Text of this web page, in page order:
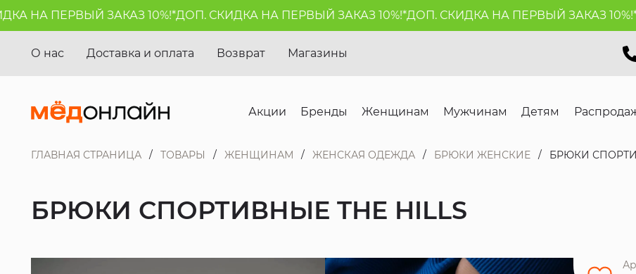
НА ПЕРВЫЙ ЗАКАЗ 10%!*ДОП. СКИДКА НА ПЕРВЫЙ ЗАКАЗ 10%!*ДОП. СКИДКА НА ПЕРВЫЙ ЗАКАЗ 10%!*
О нас Доставка и оплата Возврат Магазины
Акции Бренды Женщинам Мужчинам Детям
ГЛАВНАЯ СТРАНИЦА ТОВАРЫ ЖЕНЩИНАМ ЖЕНСКАЯ ОДЕЖДА БРЮКИ ЖЕНСКИЕ БРЮКИ
БРЮКИ СПОРТИВНЫЕ THE HILLS